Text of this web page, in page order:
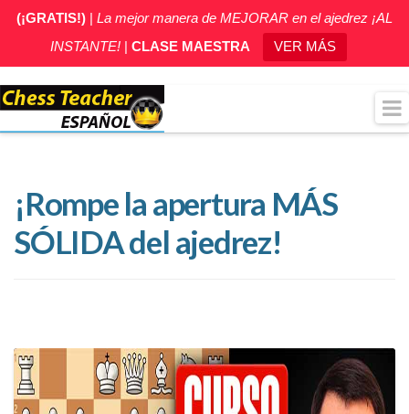
(¡GRATIS!) | La mejor manera de MEJORAR en el ajedrez ¡AL
INSTANTE!| CLASE MAESTRA VER MÁS
¡Rompe la apertura MÁS
SÓLIDA del ajedrez!